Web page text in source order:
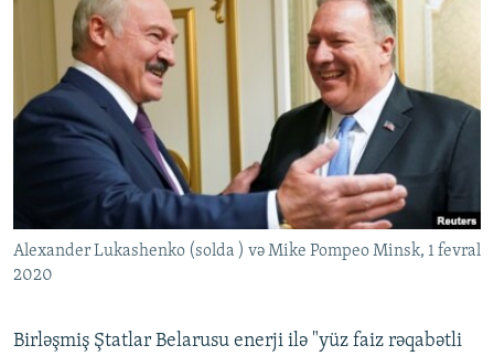
MULTIMEDIA
VIDEO
FOTOQALEREYA
İNFOQRAFIKA
KARIKATURA
RADIO ARXIV
OXU ZALI
AZƏRBAYCAN ƏDƏBIYYATI KITABXANASI
İSLAM VƏ DEMOKRATIYA
İZ - MƏDƏNIYYƏT PROQRAMI
HAQQIMIZDA
MISSIYAMIZ
PEŞƏ ETIKASI VƏ JURNALISTIKA STANDARTLARIMIZ
MATERIALLARIMIZDAN ISTIFADƏ
AZADLIQRADIOSU MOBIL TELEFONUNUZDA
XƏBƏR BÜLLETENLƏRIMIZ
BIZI IZLƏ
RFE/RL-in bütün saytları
Alexander Lukashenko (solda ) və Mike Pompeo Minsk, 1 fevral
2020
Birləşmiş Ştatlar Belarusu enerji ilə "yüz faiz rəqabətli